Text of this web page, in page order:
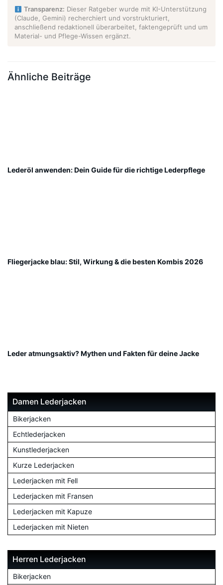
Transparenz: Dieser Ratgeber wurde mit KI-Unterstützung
(Claude, Gemini) recherchiert und vorstrukturiert,
anschließend redaktionell überarbeitet, faktengeprüft und um
Material- und Pflege-Wissen ergänzt.
Ähnliche Beiträge
Lederöl anwenden: Dein Guide für die richtige Lederpflege
Fliegerjacke blau: Stil, Wirkung & die besten Kombis 2026
Leder atmungsaktiv? Mythen und Fakten für deine Jacke
Damen Lederjacken
Bikerjacken
Echtlederjacken
Kunstlederjacken
Kurze Lederjacken
Lederjacken mit Fell
Lederjacken mit Fransen
Lederjacken mit Kapuze
Lederjacken mit Nieten
Herren Lederjacken
Bikerjacken